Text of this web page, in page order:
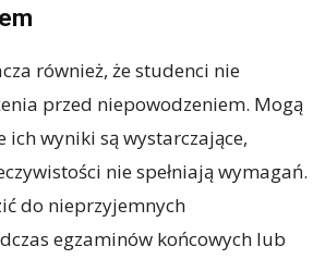
również, że studenci nie
przed niepowodzeniem. Mogą
ich wyniki są wystarczające,
nie spełniają wymagań.
do nieprzyjemnych
egzaminów końcowych lub